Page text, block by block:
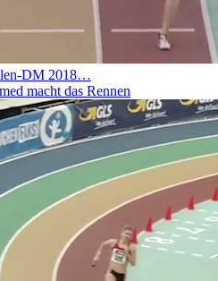
DM 2018…
macht das Rennen